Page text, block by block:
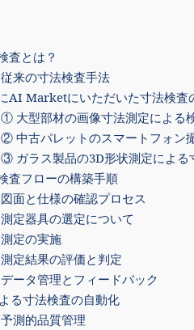
査とは？
従来の寸法検査手法
AI Marketにいただいた寸法検査
① 大型部材の画像寸法測定による
中古パレットのスマートフォン
ガラス製品の3D形状測定による
査フローの構築手順
図面と仕様の確認プロセス
定器具の選定について
定の実施
定結果の評価と判定
ータ管理とフィードバック
る寸法検査の自動化
予測的品質管理